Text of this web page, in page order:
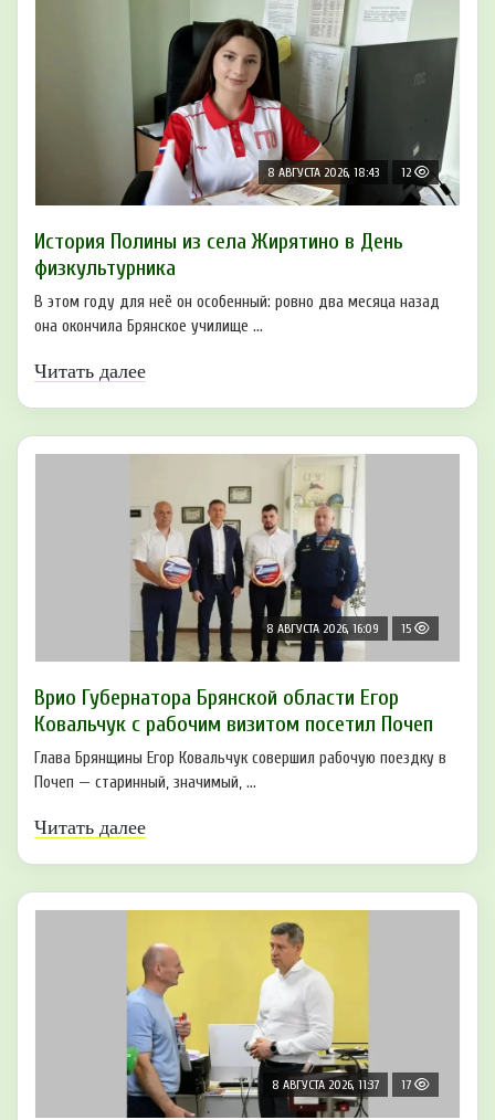
8 АВГУСТА 2026, 18:43 12
История Полины из села Жирятино в День
физкультурника
В этом году для неё он особенный: ровно два месяца назад
она окончила Брянское училище ...
Читать далее
8 АВГУСТА 2026, 16:09 15
Врио Губернатора Брянской области Егор
Ковальчук с рабочим визитом посетил Почеп
Глава Брянщины Егор Ковальчук совершил рабочую поездку в
Почеп — старинный, значимый, ...
Читать далее
8 АВГУСТА 2026, 11:37 17